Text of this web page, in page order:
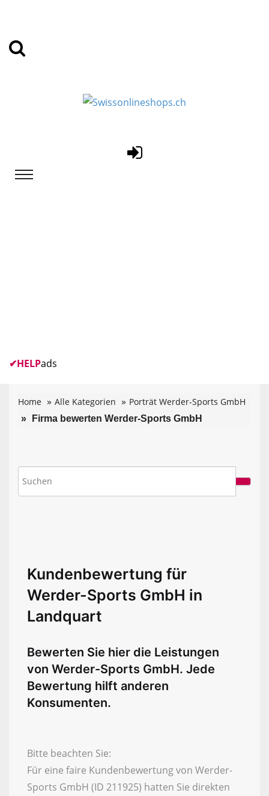
✔HELPads
Home Alle Kategorien Porträt Werder-Sports GmbH
Firma bewerten Werder-Sports GmbH
Kundenbewertung für
Werder-Sports GmbH in
Landquart
Bewerten Sie hier die Leistungen
von Werder-Sports GmbH. Jede
Bewertung hilft anderen
Konsumenten.
Bitte beachten Sie:
Für eine faire Kundenbewertung von Werder-
Sports GmbH (ID 211925) hatten Sie direkten